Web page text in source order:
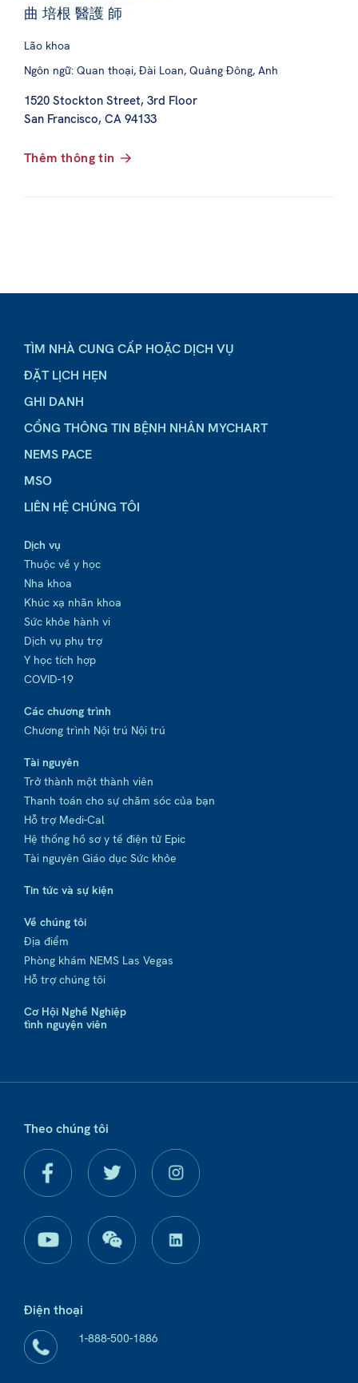
曲 培根 醫護 師
Lão khoa
Ngôn ngữ: Quan thoại, Đài Loan, Quảng Đông, Anh
1520 Stockton Street, 3rd Floor
San Francisco, CA 94133
Thêm thông tin
TÌM NHÀ CUNG CẤP HOẶC DỊCH VỤ
ĐẶT LỊCH HẸN
GHI DANH
CỔNG THÔNG TIN BỆNH NHÂN MYCHART
NEMS PACE
MSO
LIÊN HỆ CHÚNG TÔI
Dịch vụ
Thuộc về y học
Nha khoa
Khúc xạ nhãn khoa
Sức khỏe hành vi
Dịch vụ phụ trợ
Y học tích hợp
COVID-19
Các chương trình
Chương trình Nội trú Nội trú
Tài nguyên
Trở thành một thành viên
Thanh toán cho sự chăm sóc của bạn
Hỗ trợ Medi-Cal
Hệ thống hồ sơ y tế điện tử Epic
Tài nguyên Giáo dục Sức khỏe
Tin tức và sự kiện
Về chúng tôi
Địa điểm
Phòng khám NEMS Las Vegas
Hỗ trợ chúng tôi
Cơ Hội Nghề Nghiệp
tình nguyện viên
Theo chúng tôi
Điện thoại
1-888-500-1886